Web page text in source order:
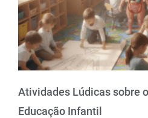
Atividades Lúdicas sobre
Educação Infantil